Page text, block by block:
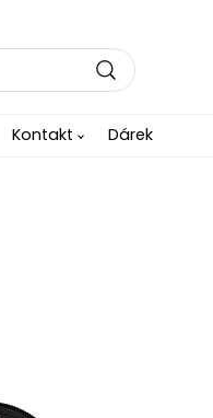
Kontakt Dárek